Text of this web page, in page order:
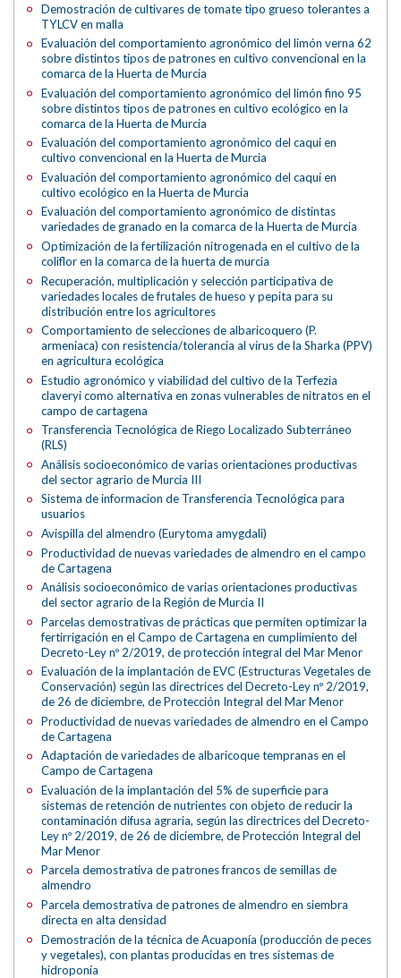
Demostración de cultivares de tomate tipo grueso tolerantes a
TYLCV en malla
Evaluación del comportamiento agronómico del limón verna 62
sobre distintos tipos de patrones en cultivo convencional en la
comarca de la Huerta de Murcia
Evaluación del comportamiento agronómico del limón fino 95
sobre distintos tipos de patrones en cultivo ecológico en la
comarca de la Huerta de Murcia
Evaluación del comportamiento agronómico del caqui en
cultivo convencional en la Huerta de Murcia
Evaluación del comportamiento agronómico del caqui en
cultivo ecológico en la Huerta de Murcia
Evaluación del comportamiento agronómico de distintas
variedades de granado en la comarca de la Huerta de Murcia
Optimización de la fertilización nitrogenada en el cultivo de la
coliflor en la comarca de la huerta de murcia
Recuperación, multiplicación y selección participativa de
variedades locales de frutales de hueso y pepita para su
distribución entre los agricultores
Comportamiento de selecciones de albaricoquero (P.
armeniaca) con resistencia/tolerancia al virus de la Sharka (PPV)
en agricultura ecológica
Estudio agronómico y viabilidad del cultivo de la Terfezia
claveryi como alternativa en zonas vulnerables de nitratos en el
campo de cartagena
Transferencia Tecnológica de Riego Localizado Subterráneo
(RLS)
Análisis socioeconómico de varias orientaciones productivas
del sector agrario de Murcia III
Sistema de informacion de Transferencia Tecnológica para
usuarios
Avispilla del almendro (Eurytoma amygdali)
Productividad de nuevas variedades de almendro en el campo
de Cartagena
Análisis socioeconómico de varias orientaciones productivas
del sector agrario de la Región de Murcia II
Parcelas demostrativas de prácticas que permiten optimizar la
fertirrigación en el Campo de Cartagena en cumplimiento del
Decreto-Ley nº 2/2019, de protección integral del Mar Menor
Evaluación de la implantación de EVC (Estructuras Vegetales de
Conservación) según las directrices del Decreto-Ley nº 2/2019,
de 26 de diciembre, de Protección Integral del Mar Menor
Productividad de nuevas variedades de almendro en el Campo
de Cartagena
Adaptación de variedades de albaricoque tempranas en el
Campo de Cartagena
Evaluación de la implantación del 5% de superficie para
sistemas de retención de nutrientes con objeto de reducir la
contaminación difusa agraria, según las directrices del Decreto-
Ley nº 2/2019, de 26 de diciembre, de Protección Integral del
Mar Menor
Parcela demostrativa de patrones francos de semillas de
almendro
Parcela demostrativa de patrones de almendro en siembra
directa en alta densidad
Demostración de la técnica de Acuaponía (producción de peces
y vegetales), con plantas producidas en tres sistemas de
hidroponía